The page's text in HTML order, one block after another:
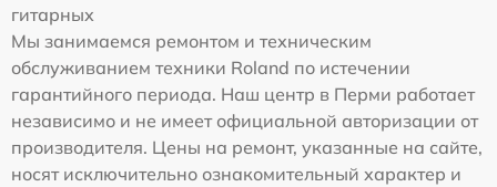
гитарных
Мы занимаемся ремонтом и техническим
обслуживанием техники Roland по истечении
гарантийного периода. Наш центр в Перми работает
независимо и не имеет официальной авторизации от
производителя. Цены на ремонт, указанные на сайте,
носят исключительно ознакомительный характер и